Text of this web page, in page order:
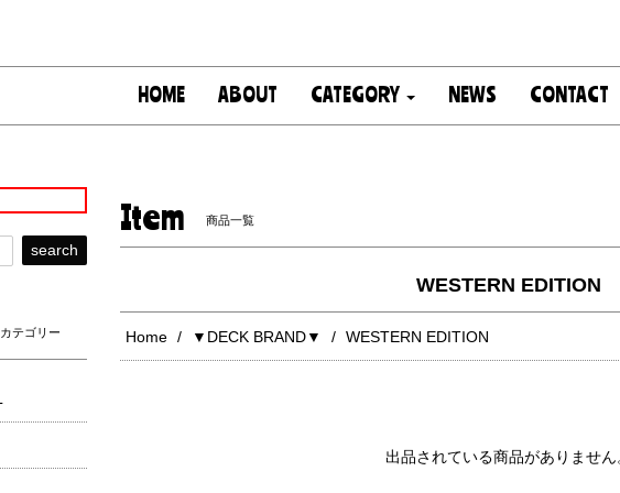
HOME ABOUT CATEGORY NEWS CONTACT
Item 商品一覧
WESTERN EDITION
Home ▼DECK BRAND▼ WESTERN EDITION
出品されている商品がありません
search
カテゴリー